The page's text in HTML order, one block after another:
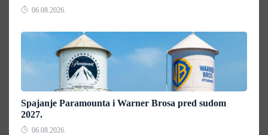
06.08.2026.
Spajanje Paramounta i Warner Brosa pred sudom
2027.
06.08.2026.